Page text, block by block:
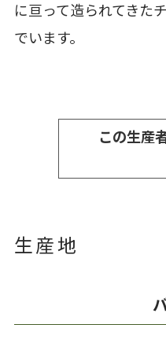
に亘って造られてきた
でいます。
この生産
生産地